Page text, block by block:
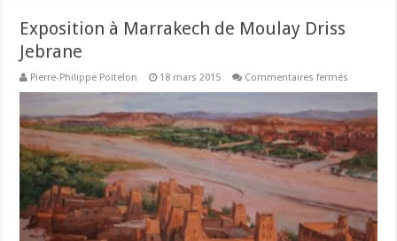
Exposition à Marrakech de Moulay Driss
Jebrane
Pierre-Philippe Poitelon 18 mars 2015 Commentaires fermés
Marrakech
de
Moulay
Driss
Jebrane